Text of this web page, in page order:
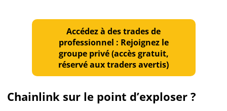
Accédez à des trades de
professionnel : Rejoignez le
groupe privé (accès gratuit,
réservé aux traders avertis)
Chainlink sur le point d’exploser ?